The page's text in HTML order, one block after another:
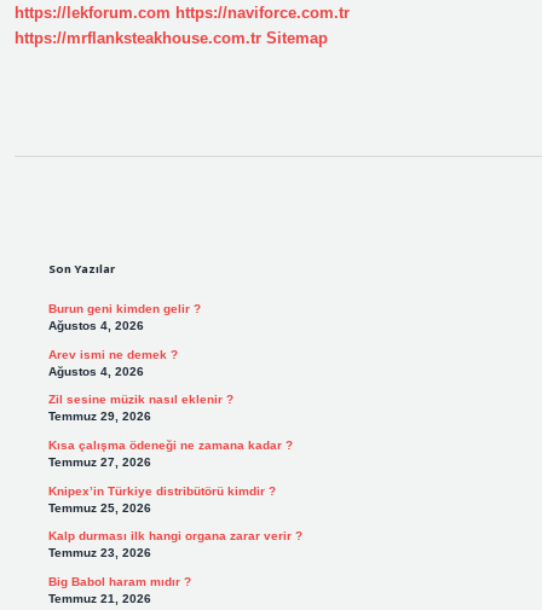
https://lekforum.com https://naviforce.com.tr
https://mrflanksteakhouse.com.tr Sitemap
Son Yazılar
Burun geni kimden gelir ?
Ağustos 4, 2026
Arev ismi ne demek ?
Ağustos 4, 2026
Zil sesine müzik nasıl eklenir ?
Temmuz 29, 2026
Kısa çalışma ödeneği ne zamana kadar ?
Temmuz 27, 2026
Knipex’in Türkiye distribütörü kimdir ?
Temmuz 25, 2026
Kalp durması ilk hangi organa zarar verir ?
Temmuz 23, 2026
Big Babol haram mıdır ?
Temmuz 21, 2026